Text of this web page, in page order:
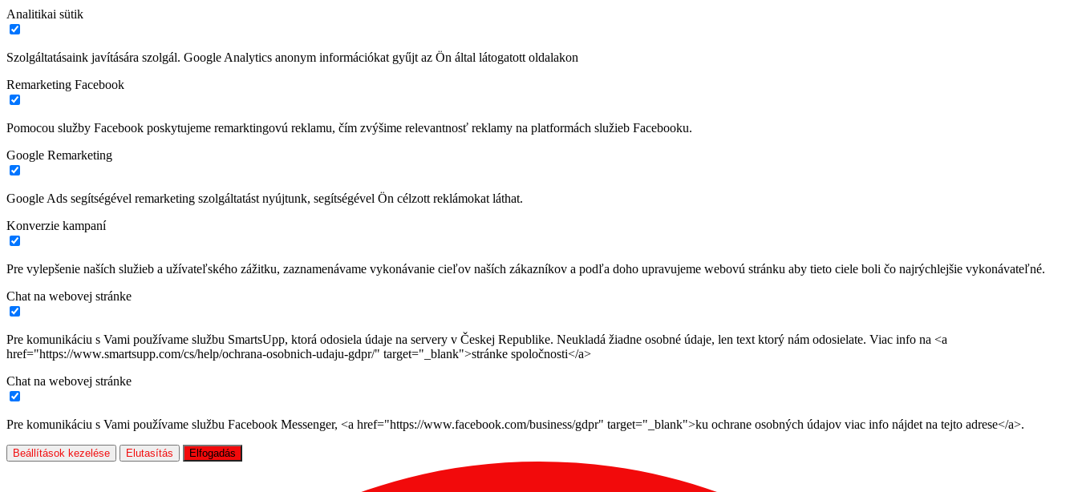
Analitikai sütik
Szolgáltatásaink javítására szolgál. Google Analytics anonym információkat gyűjt az Ön által látogatott oldalakon
Remarketing Facebook
Pomocou služby Facebook poskytujeme remarktingovú reklamu, čím zvýšime relevantnosť reklamy na platformách služieb Facebooku.
Google Remarketing
Google Ads segítségével remarketing szolgáltatást nyújtunk, segítségével Ön célzott reklámokat láthat.
Konverzie kampaní
Pre vylepšenie naších služieb a užívateľského zážitku, zaznamenávame vykonávanie cieľov naších zákazníkov a podľa doho upravujeme webovú stránku aby tieto ciele boli čo najrýchlejšie vykonávateľné.
Chat na webovej stránke
Pre komunikáciu s Vami používame službu SmartsUpp, ktorá odosiela údaje na servery v Českej Republike. Neukladá žiadne osobné údaje, len text ktorý nám odosielate. Viac info na <a
href="https://www.smartsupp.com/cs/help/ochrana-osobnich-udaju-gdpr/" target="_blank">stránke spoločnosti</a>
Chat na webovej stránke
Pre komunikáciu s Vami používame službu Facebook Messenger, <a href="https://www.facebook.com/business/gdpr" target="_blank">ku ochrane osobných údajov viac info nájdet na tejto adrese</a>.
Beállítások kezelése Elutasítás Elfogadás